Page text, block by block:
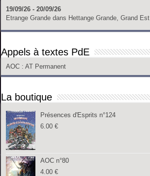
19/09/26 - 20/09/26
Etrange Grande dans Hettange Grande, Grand Est
Appels à textes PdE
AOC : AT Permanent
La boutique
Présences d'Esprits n°124
6.00€
AOC n°80
4.00€